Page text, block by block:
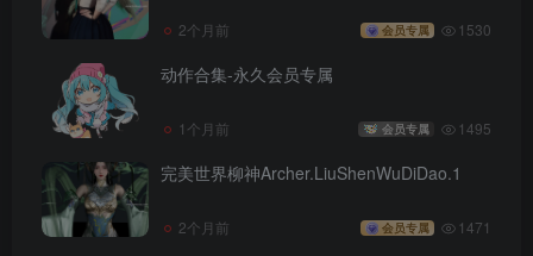
2个月前 会员专属 1530
动作合集-永久会员专属
1个月前 会员专属 1495
完美世界柳神Archer.LiuShenWuDiDao.1
2个月前 会员专属 1471